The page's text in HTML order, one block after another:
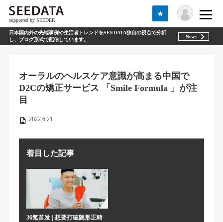
supported by SEEDER
★
日本国内外の先端事例や生活者トレンドをSEEDATA独自の視点で分析
し、ブログ形式で配信しています。
News
オーラルのヘルスケア意識が高まる中国で
D2Cの矯正サービス 「Smile Formula 」が注
目
2022.6.21
着目した記事
36氪首发 | 想要打破隐形正畸